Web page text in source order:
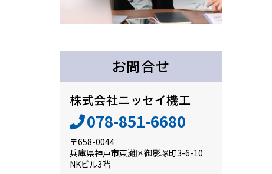
お問合せ
株式会社ニッセイ機工
078-851-6680
〒658-0044
兵庫県神戸市東灘区御影塚町3-6-10
NKビル3階